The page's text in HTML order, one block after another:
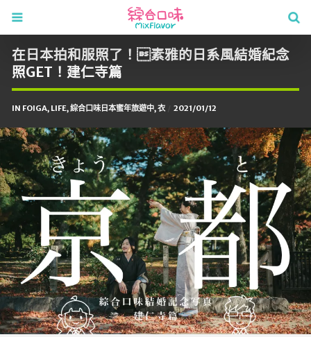
在日本拍和服照了！素雅的日系風結婚紀念
照GET！建仁寺篇
IN FOIGA, LIFE, 綜合口味日本蜜年旅遊中, 衣 2021/01/12